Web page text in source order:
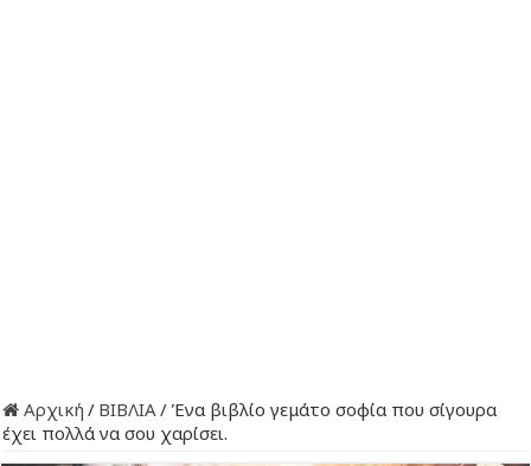
Αρχική / ΒΙΒΛΙΑ/Ένα βιβλίο γεμάτο σοφία που σίγουρα
έχει πολλά να σου χαρίσει.